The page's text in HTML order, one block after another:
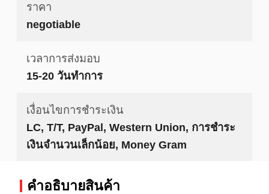
ราคา
negotiable
เวลาการส่งมอบ
15-20 วันทำการ
เงื่อนไขการชำระเงิน
LC, T/T, PayPal, Western Union, การชำระ
เงินจำนวนเล็กน้อย, Money Gram
คําอธิบายสินค้า